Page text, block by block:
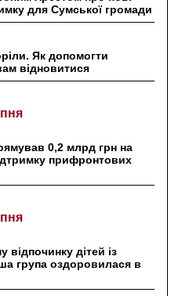
для Сумської громади
Як допомогти
відновитися
0,2 млрд грн на
прифронтових
дітей із
група оздоровилася в